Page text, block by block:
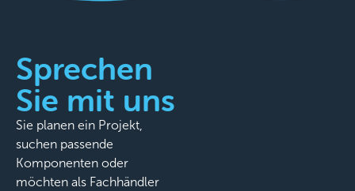
Sprechen
Sie mit uns
Sie planen ein Projekt,
suchen passende
Komponenten oder
möchten als Fachhändler